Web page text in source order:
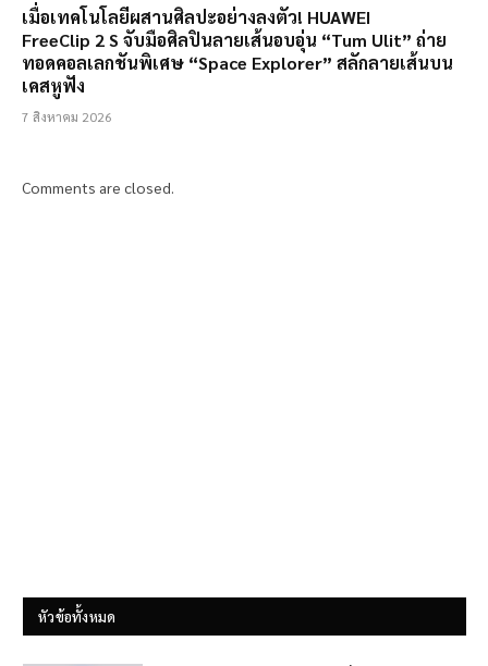
เมื่อเทคโนโลยีผสานศิลปะอย่างลงตัว! HUAWEI
FreeClip 2 S จับมือศิลปินลายเส้นอบอุ่น “Tum Ulit” ถ่าย
ทอดคอลเลกชันพิเศษ “Space Explorer” สลักลายเส้นบน
เคสหูฟัง
7 สิงหาคม 2026
Comments are closed.
หัวข้อทั้งหมด